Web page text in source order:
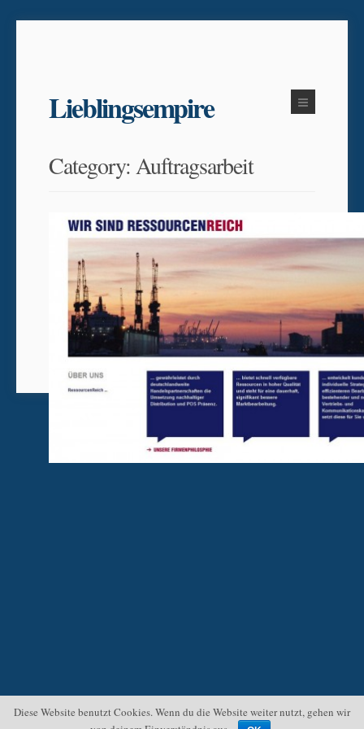
Lieblingsempire
Category: Auftragsarbeit
KONTAKT FACEBOOK NEWSLETTER
JOBS
IMPRESSUM
AGB
LIEBLINGSEMPIRE
Diese Website benutzt Cookies. Wenn du die Website weiter nutzt, gehen wir